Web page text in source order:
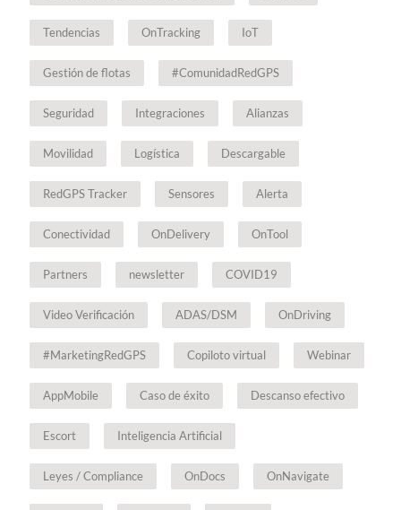
Tendencias OnTracking IoT
Gestión de flotas #ComunidadRedGPS
Seguridad Integraciones Alianzas
Movilidad Logística Descargable
RedGPS Tracker Sensores Alerta
Conectividad OnDelivery OnTool
Partners newsletter COVID19
Video Verificación ADAS/DSM OnDriving
#MarketingRedGPS Copiloto virtual Webinar
AppMobile Caso de éxito Descanso efectivo
Escort Inteligencia Artificial
Leyes / Compliance OnDocs OnNavigate